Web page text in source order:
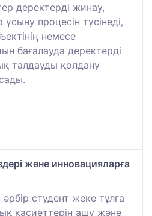
деректерді жинау,
процесін түсінеді,
немесе
бағалауда деректерді
талдауды қолдану
және инновацияларға
студент жеке тұлға
қасиеттерін ашу және